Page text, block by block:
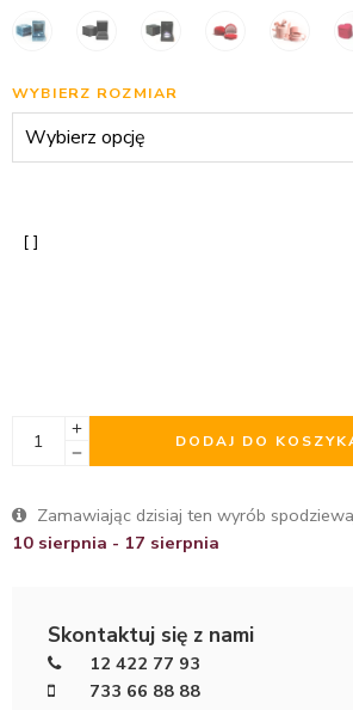
WYBIERZ ROZMIAR
DODAJ DO
Zamawiając dzisiaj ten wyrób
10 sierpnia - 17 sierpnia
Skontaktuj się z nami
12 422 77 93
733 66 88 88